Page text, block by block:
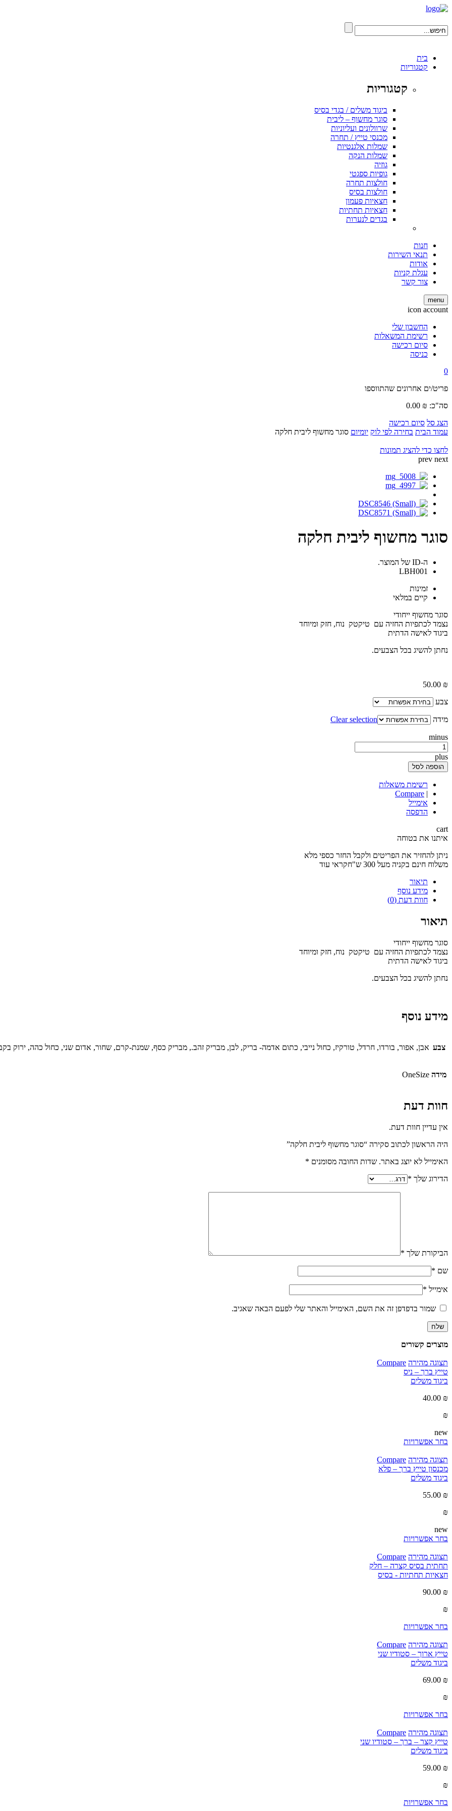
בית
קטגוריות
קטגוריות
ביגוד משלים / בגדי בסיס
סוגר מחשוף – ליבית
שרוולונים ועליוניות
מכנסי טייץ / תחרה
שמלות אלגנטיות
שמלות הנקה
גוזיה
גופיות ספגטי
חולצות תחרה
חולצות בסיס
חצאיות פעמון
חצאיות תחתיות
בגדים לנערות
חנות
תנאי השירות
אודות
עגלת קניות
צור קשר
menu
icon account
החשבון שלי
רשימת המשאלות
סיום רכישה
כניסה
0
פריט/ים אחרונים שהתווספו
סה"כ:
0.00 ₪
הצג סל סיום רכישה
עמוד הבית בחירה לפי לוק יומיום סוגר מחשוף ליבית חלקה
לחצו כדי להציג תמונות
prev next
סוגר מחשוף ליבית חלקה
ה-ID של המוצר.
LBH001
זמינות
קיים במלאי
סוגר מחשוף ייחודי
נצמד לכתפיות החזיה עם טיקטק נוח, חזק ומיוחד
ביגוד לאישה הדתית
נחתן להשיג בכל הצבעים.
50.00 ₪
צבע
מידה Clear selection
minus
plus
הוספה לסל
רשימת משאלות
|
Compare
אימייל
הדפסה
cart
איתנו את בטוחה
ניתן להחזיר את הפריטים ולקבל החזר כספי מלא
משלוח חינם בקניה מעל 300 ש"חקראי עוד
תיאור
מידע נוסף
חוות דעת (0)
תיאור
סוגר מחשוף ייחודי
נצמד לכתפיות החזיה עם טיקטק נוח, חזק ומיוחד
ביגוד לאישה הדתית
נחתן להשיג בכל הצבעים.
מידע נוסף
צבע אבן, אפור, בורדו, חרדל, טורקיז, כחול נייבי, כתום אדמה- בריק, לבן, מבריק זהב., מבריק כסף, שמנת-קרם, שחור, אדום שני, כחול כהה, ירוק
מידה OneSize
חוות דעת
אין עדיין חוות דעת.
היה הראשון לכתוב סקירה “סוגר מחשוף ליבית חלקה”
האימייל לא יוצג באתר. שדות החובה מסומנים *
הדירוג שלך *
הביקורת שלך *
שם *
אימייל *
שמור בדפדפן זה את השם, האימייל והאתר שלי לפעם הבאה שאגיב.
מוצרים קשורים
תצוגה מהירה Compare
טייץ ברך – ניס
ביגוד משלים
40.00 ₪
₪
new
בחר אפשרויות
תצוגה מהירה Compare
מכנסון טייץ ברך – פלא
ביגוד משלים
55.00 ₪
₪
new
בחר אפשרויות
תצוגה מהירה Compare
תחתית בסיס קצרה – חלק
חצאיות תחתיות - בסיס
90.00 ₪
₪
בחר אפשרויות
תצוגה מהירה Compare
טייץ ארוך – סטודיו שני
ביגוד משלים
69.00 ₪
₪
בחר אפשרויות
תצוגה מהירה Compare
טייץ קצר – ברך – סטודיו שני
ביגוד משלים
59.00 ₪
₪
בחר אפשרויות